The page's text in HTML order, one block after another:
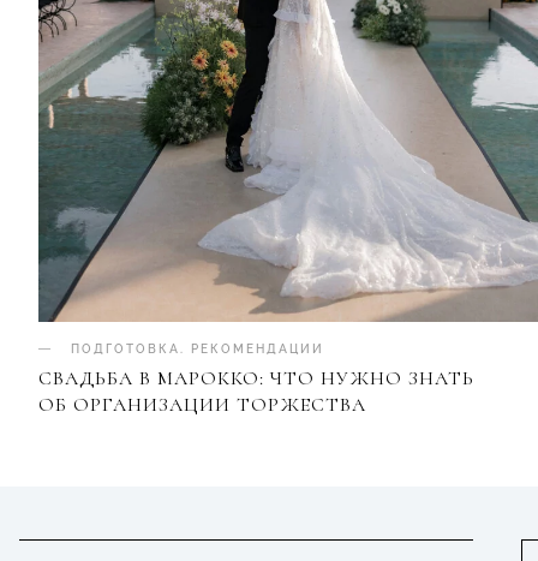
ПОДГОТОВКА. РЕКОМЕНДАЦИИ
СВАДЬБА В МАРОККО: ЧТО НУЖНО ЗНАТЬ
ОБ ОРГАНИЗАЦИИ ТОРЖЕСТВА